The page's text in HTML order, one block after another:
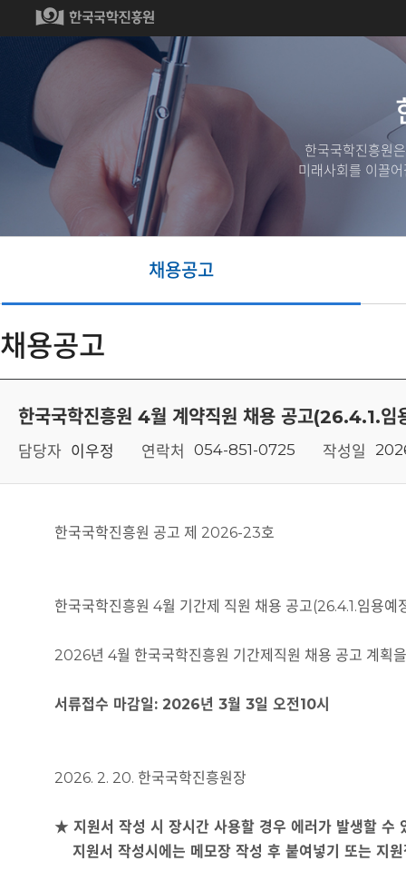
한국국학진흥원
미래사회를 이끌
채용공고
채용공고
한국국학진흥원 4월 계약직원 채용 공고(26.4.1.임
담당자 이우정 연락처 054-851-0725 작성일
한국국학진흥원 공고 제 2026-23호
한국국학진흥원 4월 기간제 직원 채용 공고(26.4.1.임용예
2026년 4월 한국국학진흥원 기간제직원 채용 공고 계획
서류접수 마감일: 2026년 3월 3일 오전10시
2026. 2. 20. 한국국학진흥원장
★ 지원서 작성 시 장시간 사용할 경우 에러가 발생할 수
지원서 작성시에는 메모장 작성 후 붙여넣기 또는 지